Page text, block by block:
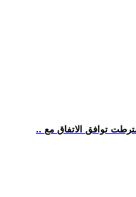
توافق الاتفاق مع